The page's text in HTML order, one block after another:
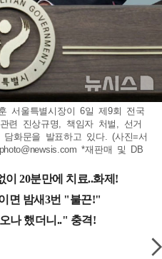
서울특별시장이 6일 제9회 전국
련 진상규명, 책임자 처벌, 선거
화문을 발표하고 있다. (사진=서
photo@newsis.com *재판매 및 DB